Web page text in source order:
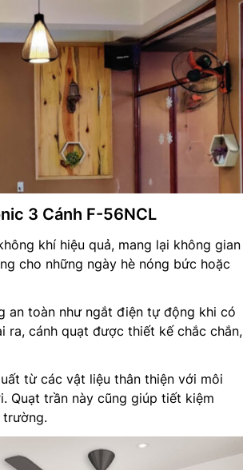
3 Cánh F-56NCL
khí hiệu quả, mang lại không gian
cho những ngày hè nóng bức hoặc
an toàn như ngắt điện tự động khi có
ra, cánh quạt được thiết kế chắc chắn,
từ các vật liệu thân thiện với môi
Quạt trần này cũng giúp tiết kiệm
trường.